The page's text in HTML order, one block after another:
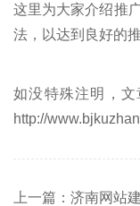
这里为大家介绍推
法，以达到良好的
如没特殊注明，
http://
上一篇：济南网站